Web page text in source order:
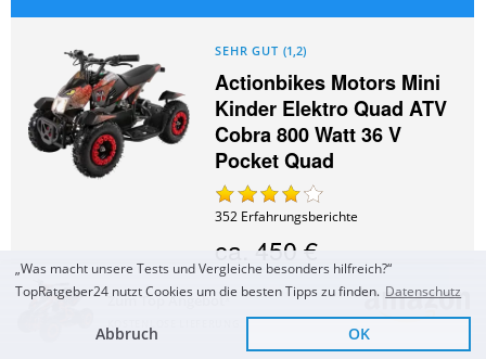
Zum Top Angebot
SEHR GUT (1,2)
Actionbikes Motors Mini
Kinder Elektro Quad ATV
Cobra 800 Watt 36 V
Pocket Quad
352 Erfahrungsberichte
ca. 450 €
Zum Angebot
„Was macht unsere Tests und Vergleiche besonders hilfreich?“
TopRatgeber24 nutzt Cookies um die besten Tipps zu finden. Datenschutz
Abbruch OK